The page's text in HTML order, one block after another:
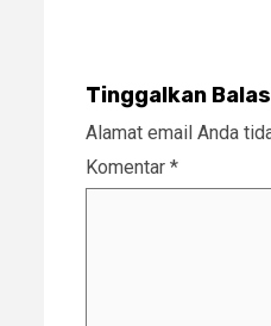
Tinggalkan
Alamat email Anda
Komentar *